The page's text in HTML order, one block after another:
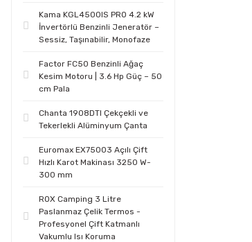
Kama KGL4500IS PRO 4.2 kW
İnvertörlü Benzinli Jeneratör –
Sessiz, Taşınabilir, Monofaze
Factor FC50 Benzinli Ağaç
Kesim Motoru | 3.6 Hp Güç – 50
cm Pala
Chanta 1908DTI Çekçekli ve
Tekerlekli Alüminyum Çanta
Euromax EX75003 Açılı Çift
Hızlı Karot Makinası 3250 W-
300 mm
ROX Camping 3 Litre
Paslanmaz Çelik Termos -
Profesyonel Çift Katmanlı
Vakumlu Isı Koruma